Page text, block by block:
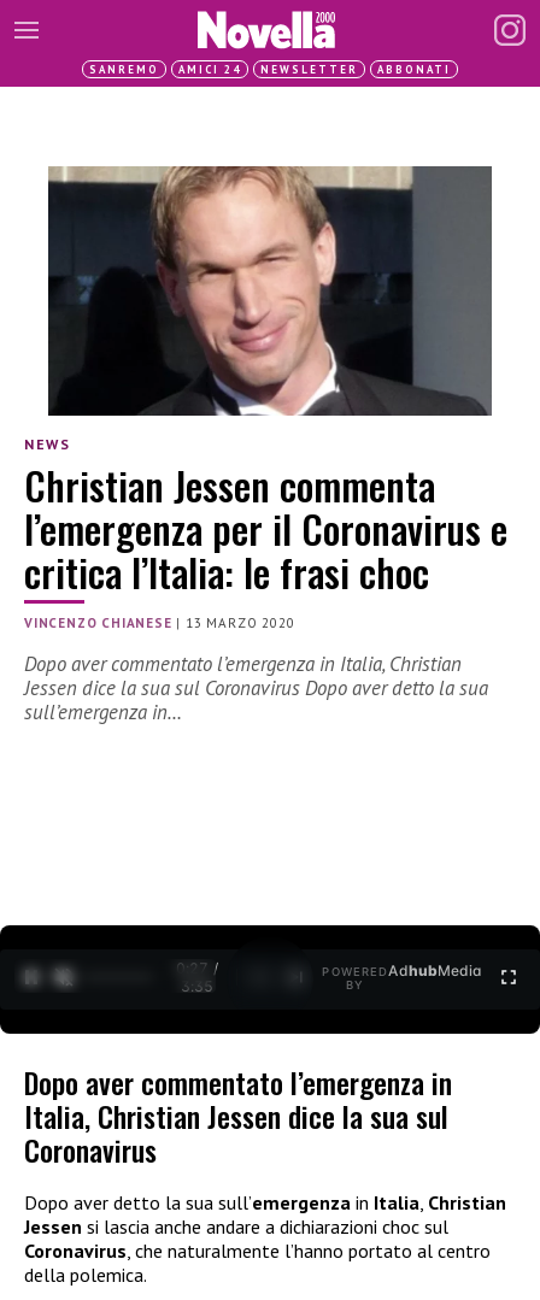
SANREMO AMICI 24 NEWSLETTER ABBONATI
NEWS
Christian Jessen commenta
l’emergenza per il Coronavirus e
critica l’Italia: le frasi choc
VINCENZO CHIANESE | 13 MARZO 2020
Dopo aver commentato l’emergenza in Italia, Christian
Jessen dice la sua sul Coronavirus Dopo aver detto la sua
sull’emergenza in…
0:27 /
3:35
POWERED
BY
AdhubMedia
Dopo aver commentato l’emergenza in
Italia, Christian Jessen dice la sua sul
Coronavirus
Dopo aver detto la sua sull’emergenza in Italia, Christian
Jessen si lascia anche andare a dichiarazioni choc sul
Coronavirus, che naturalmente l’hanno portato al centro
della polemica.